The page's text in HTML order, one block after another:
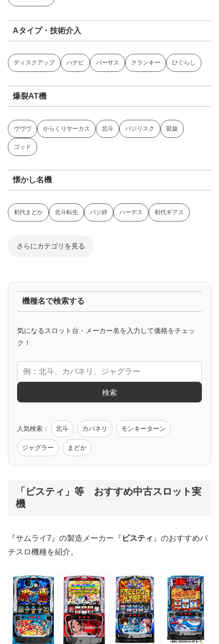
Aタイプ・技術介入
ディスクアップ ハナビ バーサス クランキー ひぐらし
爆裂AT機
ヴヴヴ からくりサーカス 北斗 バジリスク 凱旋
ゴッド
懐かし名機
初代まどか 北斗転生 バジ絆 ハーデス 初代ギアス
さらにカテゴリを見る
アニメタイアップ
エヴァ コードギアス 化物語 炎炎ノ消防隊
モンハン バイオ ペルソナ
値下げ台
機種名で検索する
気になるスロット台・メーカー名を入力して価格をチェッ
ク！
検索
人気検索： 北斗 カバネリ モンキーターン
ジャグラー まどか
「ビスティ」等 おすすめ中古スロット実
機
『サムライ7』の製造メーカー『 ビスティ 』のおすすめパ
チスロ機種を紹介。